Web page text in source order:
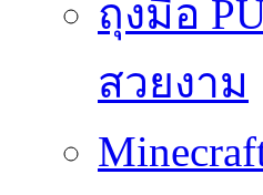
ถุงมือ
สวยงาม